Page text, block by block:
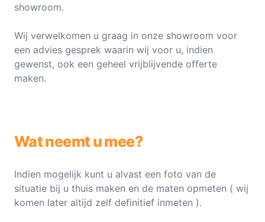
showroom.
Wij verwelkomen u graag in onze showroom voor
een advies gesprek waarin wij voor u, indien
gewenst, ook een geheel vrijblijvende offerte
maken.
Wat neemt u mee?
Indien mogelijk kunt u alvast een foto van de
situatie bij u thuis maken en de maten opmeten ( wij
komen later altijd zelf definitief inmeten ).